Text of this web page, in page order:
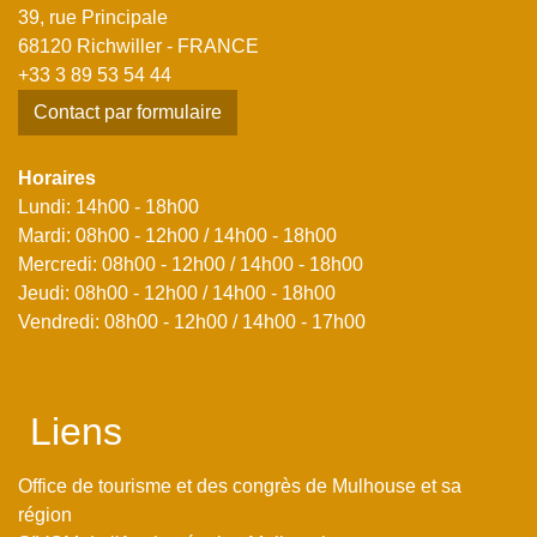
39, rue Principale
68120 Richwiller - FRANCE
+33 3 89 53 54 44
Contact par formulaire
Horaires
Lundi: 14h00 - 18h00
Mardi: 08h00 - 12h00 / 14h00 - 18h00
Mercredi: 08h00 - 12h00 / 14h00 - 18h00
Jeudi: 08h00 - 12h00 / 14h00 - 18h00
Vendredi: 08h00 - 12h00 / 14h00 - 17h00
Liens
Office de tourisme et des congrès de Mulhouse et sa
région